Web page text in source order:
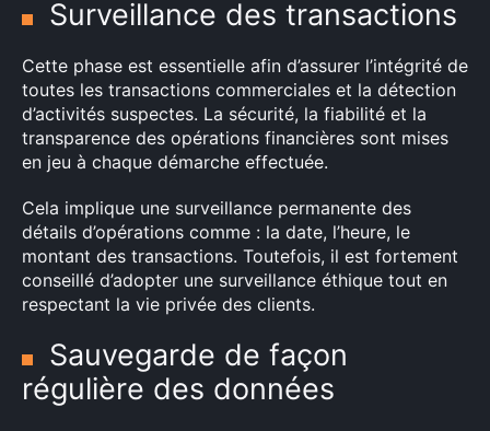
Surveillance des transactions
Cette phase est essentielle afin d’assurer l’intégrité de
toutes les transactions commerciales et la détection
d’activités suspectes. La sécurité, la fiabilité et la
transparence des opérations financières sont mises
en jeu à chaque démarche effectuée.
Cela implique une surveillance permanente des
détails d’opérations comme : la date, l’heure, le
montant des transactions. Toutefois, il est fortement
conseillé d’adopter une surveillance éthique tout en
respectant la vie privée des clients.
Sauvegarde de façon
régulière des données